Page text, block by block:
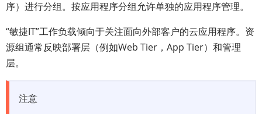
序）进行分组。按应用程序分组允许单独的应用程序管理。
“敏捷IT”工作负载倾向于关注面向外部客户的云应用程序。资
源组通常反映部署层（例如Web Tier，App Tier）和管理
层。
注意